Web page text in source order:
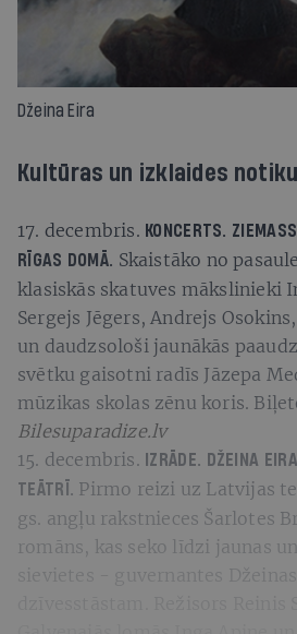
Džeina Eira
Kultūras un izklaides
17. decembris. KONCERTS.
RĪGAS DOMĀ. Skaistāko no
klasiskās skatuves mākslinieki
Sergejs Jēgers, Andrejs
un daudzsološi jaunākās
svētku gaisotni radīs Jāzepa
mūzikas skolas zēnu koris.
Bilesuparadize.lv
15. decembris. IZRĀDE. DŽEINA EIRA
TEĀTRĪ. Pirmo reizi uz Latvijas
gs. angļu rakstnieces Šarlotes
romāns, kas seko līdzi jaunas
sievietes - guvernantes Džeinas